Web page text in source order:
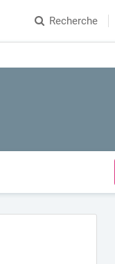
Recherche